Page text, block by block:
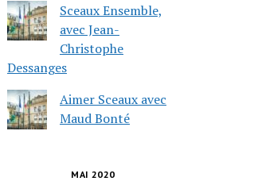
Sceaux Ensemble,
avec Jean-
Christophe
Dessanges
Aimer Sceaux avec
Maud Bonté
MAI 2020